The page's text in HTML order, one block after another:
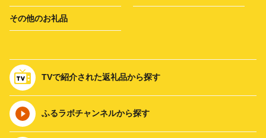
その他のお礼品
TVで紹介された返礼品から探す
ふるラボチャンネルから探す